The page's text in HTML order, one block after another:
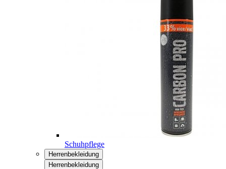
Schuhpflege
Herrenbekleidung
Herrenbekleidung